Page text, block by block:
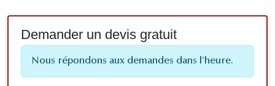
Demander un devis gratuit
Nous répondons aux demandes dans l'heure.